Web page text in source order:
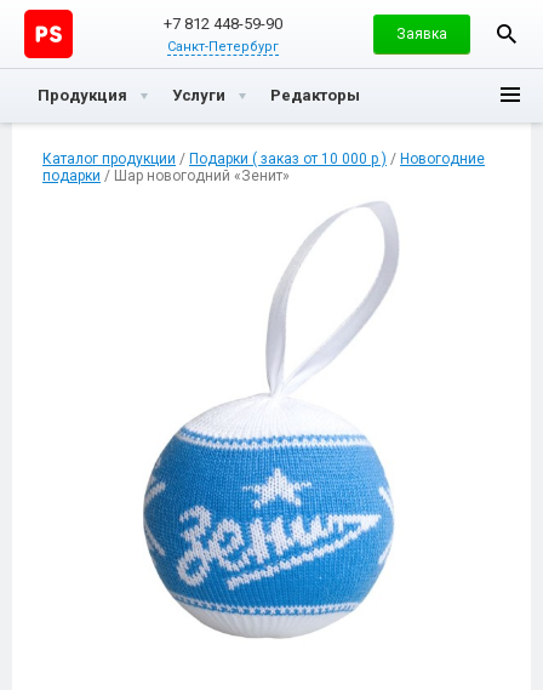
+7 812 448-59-90
Санкт-Петербург
Заявка
Продукция Услуги Редакторы
Каталог продукции / Подарки ( заказ от 10 000 р ) / Новогодние
подарки / Шар новогодний «Зенит»